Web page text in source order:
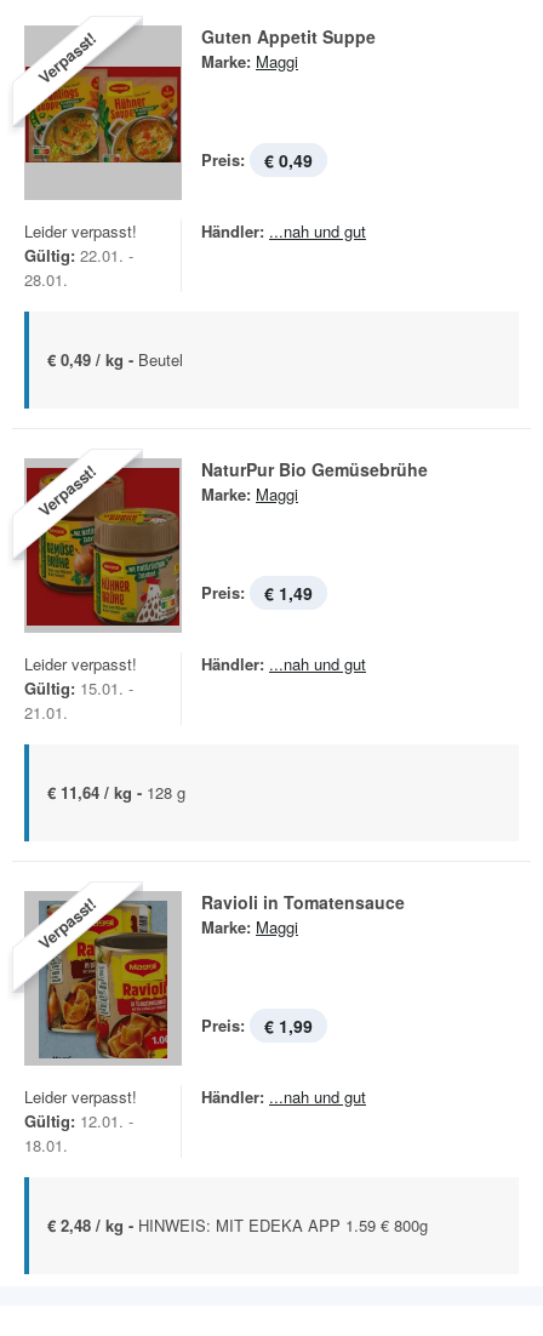
Verpasst! Guten Appetit Suppe
Marke: Maggi
Preis: € 0,49
Leider verpasst!
Gültig: 22.01. -
28.01.
Händler: ...nah und gut
€ 0,49 / kg - Beutel
Verpasst! NaturPur Bio Gemüsebrühe
Marke: Maggi
Preis: € 1,49
Leider verpasst!
Gültig: 15.01. -
21.01.
Händler: ...nah und gut
€ 11,64 / kg - 128 g
Verpasst! Ravioli in Tomatensauce
Marke: Maggi
Preis: € 1,99
Leider verpasst!
Gültig: 12.01. -
18.01.
Händler: ...nah und gut
€ 2,48 / kg - HINWEIS: MIT EDEKA APP 1.59 € 800g